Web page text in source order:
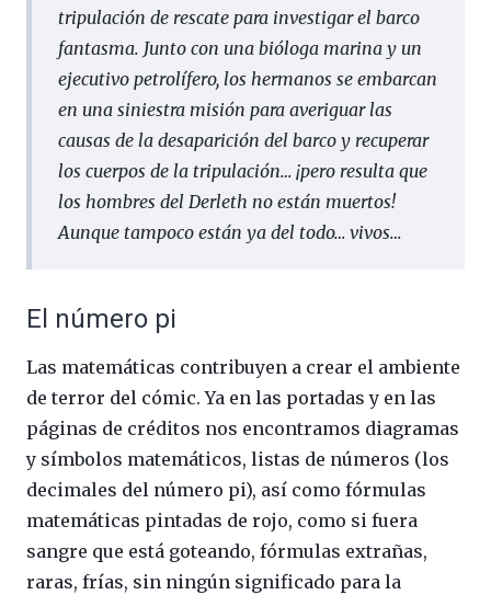
tripulación de rescate para investigar el barco
fantasma. Junto con una bióloga marina y un
ejecutivo petrolífero, los hermanos se embarcan
en una siniestra misión para averiguar las
causas de la desaparición del barco y recuperar
los cuerpos de la tripulación… ¡pero resulta que
los hombres del Derleth no están muertos!
Aunque tampoco están ya del todo… vivos…
El número pi
Las matemáticas contribuyen a crear el ambiente
de terror del cómic. Ya en las portadas y en las
páginas de créditos nos encontramos diagramas
y símbolos matemáticos, listas de números (los
decimales del número pi), así como fórmulas
matemáticas pintadas de rojo, como si fuera
sangre que está goteando, fórmulas extrañas,
raras, frías, sin ningún significado para la